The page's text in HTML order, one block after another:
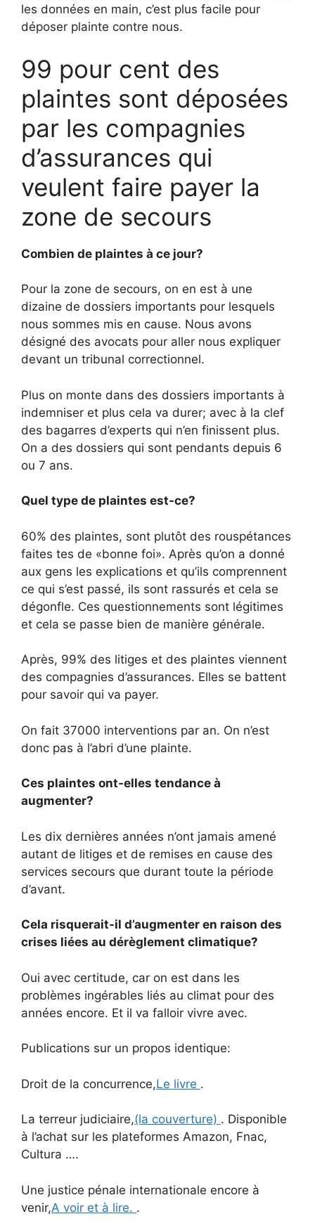
les données en main, c’est plus facile pour
déposer plainte contre nous.
99 pour cent des
plaintes sont déposées
par les compagnies
d’assurances qui
veulent faire payer la
zone de secours
Combien de plaintes à ce jour?
Pour la zone de secours, on en est à une
dizaine de dossiers importants pour lesquels
nous sommes mis en cause. Nous avons
désigné des avocats pour aller nous expliquer
devant un tribunal correctionnel.
Plus on monte dans des dossiers importants à
indemniser et plus cela va durer; avec à la clef
des bagarres d’experts qui n’en finissent plus.
On a des dossiers qui sont pendants depuis 6
ou 7 ans.
Quel type de plaintes est-ce?
60% des plaintes, sont plutôt des rouspétances
faites tes de «bonne foi». Après qu’on a donné
aux gens les explications et qu’ils comprennent
ce qui s’est passé, ils sont rassurés et cela se
dégonfle. Ces questionnements sont légitimes
et cela se passe bien de manière générale.
Après, 99% des litiges et des plaintes viennent
des compagnies d’assurances. Elles se battent
pour savoir qui va payer.
On fait 37000 interventions par an. On n’est
donc pas à l’abri d’une plainte.
Ces plaintes ont-elles tendance à
augmenter?
Les dix dernières années n’ont jamais amené
autant de litiges et de remises en cause des
services secours que durant toute la période
d’avant.
Cela risquerait-il d’augmenter en raison des
crises liées au dérèglement climatique?
Oui avec certitude, car on est dans les
problèmes ingérables liés au climat pour des
années encore. Et il va falloir vivre avec.
Publications sur un propos identique:
Droit de la concurrence,Le livre .
La terreur judiciaire,(la couverture) . Disponible
à l’achat sur les plateformes Amazon, Fnac,
Cultura ….
Une justice pénale internationale encore à
venir,A voir et à lire. .